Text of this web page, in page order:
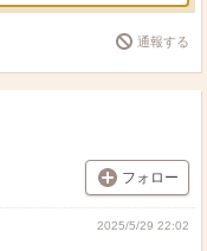
通報する
フォロー
2025/5/29 22:02